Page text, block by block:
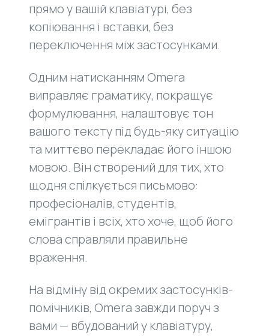
прямо у вашій клавіатурі, без
копіювання і вставки, без
переключення між застосунками.
Одним натисканням Omera
виправляє граматику, покращує
формулювання, налаштовує тон
вашого тексту під будь-яку ситуацію
та миттєво перекладає його іншою
мовою. Він створений для тих, хто
щодня спілкується письмово:
професіоналів, студентів,
емігрантів і всіх, хто хоче, щоб його
слова справляли правильне
враження.
На відміну від окремих застосунків-
помічників, Omera завжди поруч з
вами — вбудований у клавіатуру,